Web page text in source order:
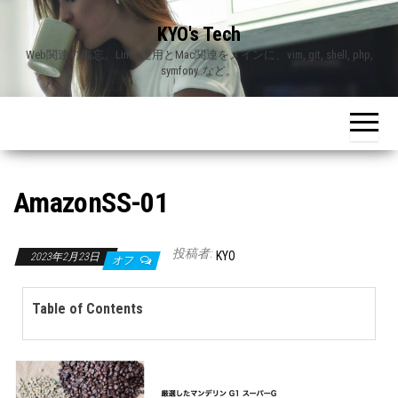
content
KYO's Tech
Web関連の備忘。Linux運用とMac関連をメインに、vim, git, shell, php,
symfony..など。
AmazonSS-01
2023年2月23日 オフ 投稿者: KYO
Table of Contents